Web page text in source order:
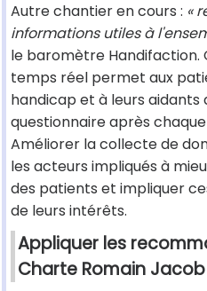
Autre chantier en cours : «
informations utiles à
le baromètre Handifaction.
temps réel permet aux
handicap et à leurs
questionnaire après
Améliorer la collecte de
les acteurs impliqués à
des patients et impliquer
de leurs intérêts.
Appliquer les
Charte Romain Jacob